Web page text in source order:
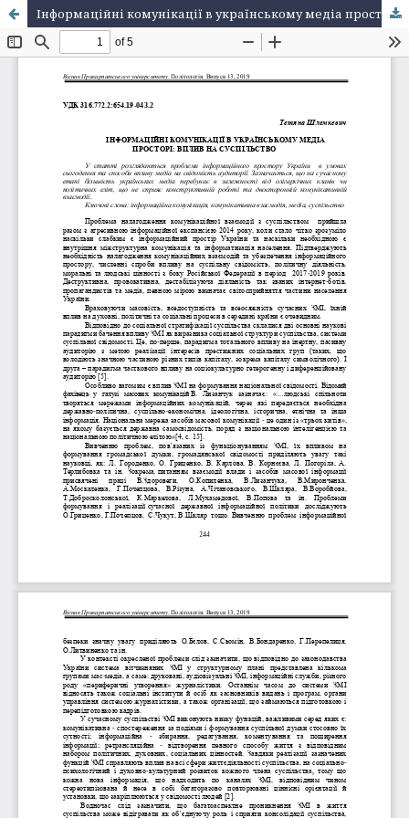
Інформаційні комунікації в українському медіа просторі: вплив на суспільство